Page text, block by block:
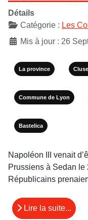
Détails
Catégorie : Les
Mis à jour : 26
La province
Commune de Lyon
Bastelica
Napoléon III venait
Prussiens à Sedan le
Républicains
Lire la suite...